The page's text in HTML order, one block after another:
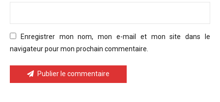
Enregistrer mon nom, mon e-mail et mon site dans le
navigateur pour mon prochain commentaire.
Publier le commentaire